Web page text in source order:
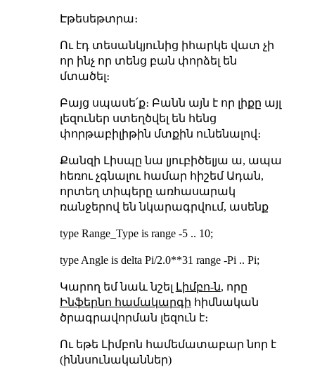
Էթեսեթտրա։
Ու էդ տեսանկյունից իհարկե վատ չի
որ ինչ որ տենց բան փորձել են
մտածել։
Բայց սպասե՛ք։ Բանն այն է որ լիքը այլ
լեզուներ ստեղծվել են հենց
փորթաբիլիթին մտքին ունենալով։
Քանզի Լիսպը նա լյուբիծելյա ա, ապա
հեռու չգնալու համար հիշեմ Ադան,
որտեղ տիպերը առհասարակ
ռանջերով են նկարագրվում, ասենք
type Range_Type is range -5 .. 10;
type Angle is delta Pi/2.0**31 range -Pi .. Pi;
Կարող եմ նաև նշել Լիմբո-ն, որը
Ինֆերնո համակարգի հիմնական
ծրագրավորման լեզուն է։
Ու եթե Լիմբոն համեմատաբար նոր է
(իննսունականներ)